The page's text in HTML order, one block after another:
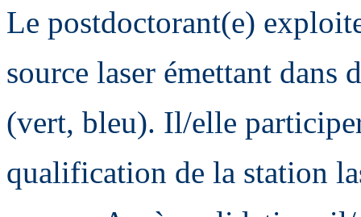
Le postdoctorant(e)
source laser émettant dans
(vert, bleu). Il/elle
qualification de la station